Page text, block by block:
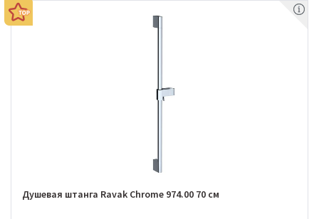
Душевая штанга Ravak Chrome 974.00 70 см